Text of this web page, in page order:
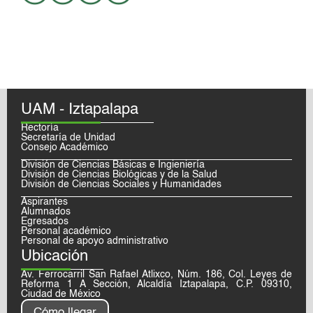
UAM - Iztapalapa
Rectoría
Secretaría de Unidad
Consejo Académico
División de Ciencias Básicas e Ingieniería
División de Ciencias Biológicas y de la Salud
División de Ciencias Sociales y Humanidades
Aspirantes
Alumnados
Egresados
Personal académico
Personal de apoyo administrativo
Ubicación
Av. Ferrocarril San Rafael Atlixco, Núm. 186, Col. Leyes de
Reforma 1 A Sección, Alcaldía Iztapalapa, C.P. 09310,
Ciudad de México